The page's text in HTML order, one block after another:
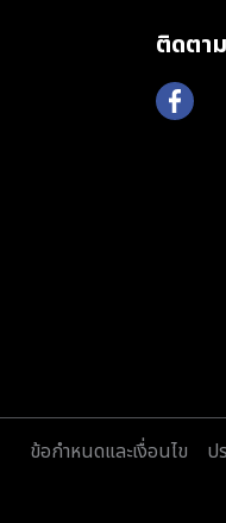
ติดตา
ข้อกำหนดและเงื่อนไข ป